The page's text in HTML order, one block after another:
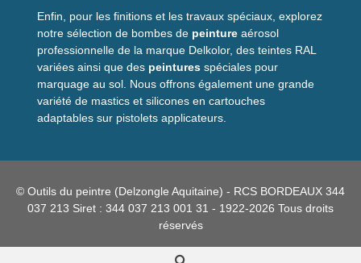
Enfin, pour les finitions et les travaux spéciaux, explorez
notre sélection de bombes de peinture aérosol
professionnelle de la marque Delkolor, des teintes RAL
variées ainsi que des peintures spéciales pour
marquage au sol. Nous offrons également une grande
variété de mastics et silicones en cartouches
adaptables sur pistolets applicateurs.
© Outils du peintre (Delzongle Aquitaine) - RCS BORDEAUX 344
037 213 Siret : 344 037 213 001 31 - 1922-2026 Tous droits
réservés